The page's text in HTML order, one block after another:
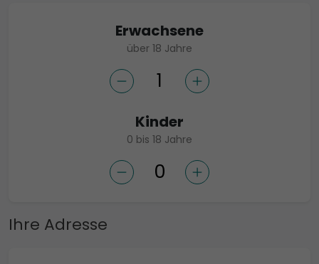
Erwachsene
über 18 Jahre
Kinder
0 bis 18 Jahre
Ihre Adresse